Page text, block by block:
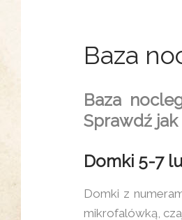
Baza
Baza
Sprawdź jak
Domki 5-7
Domki z
mikrofalówką,